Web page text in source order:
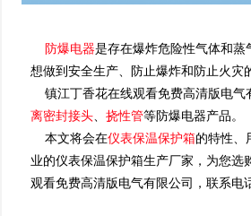
防爆电器是存在爆炸危险性气体和蒸气
想做到安全生产、防止爆炸和防止火灾
镇江丁香花在线观看免费高清版电气
离密封接头、 挠性管等防爆电器产品。
本文将会在仪表保温保护箱的特性
业的仪表保温保护箱生产厂家，为您选
观看免费高清版电气有限公司，联系